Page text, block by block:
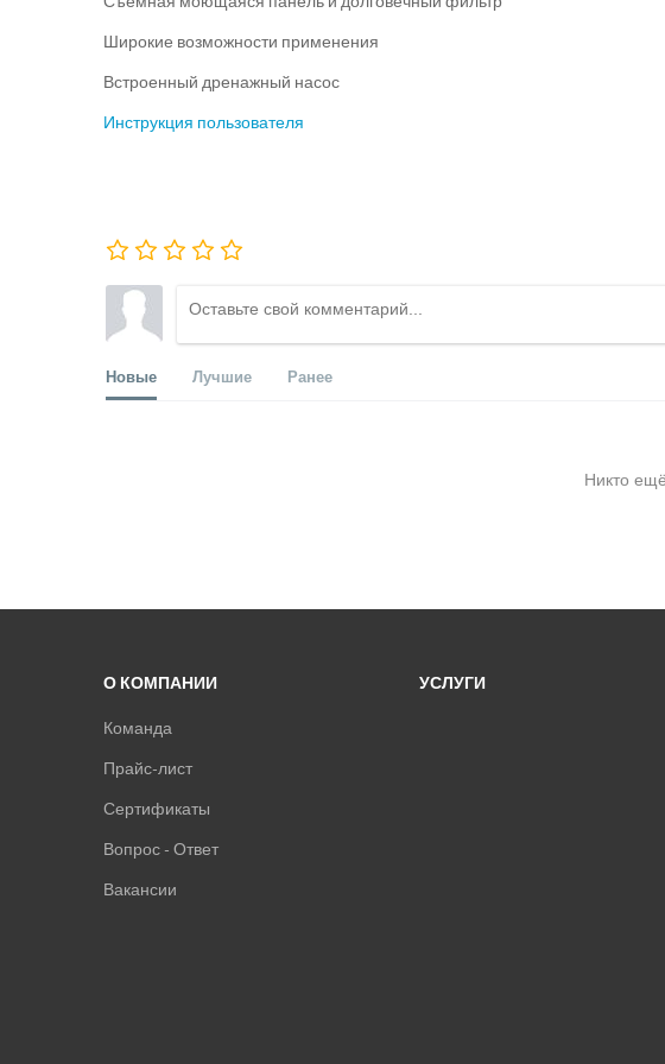
Широкие возможности применения
Встроенный дренажный насос
Инструкция пользователя
Новые Лучшие Ранее
Никто
О КОМПАНИИ
Команда
Прайс-лист
Сертификаты
Вопрос - Ответ
Вакансии
УСЛУГИ